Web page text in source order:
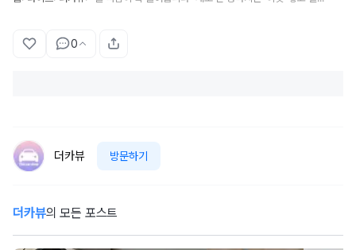
0
더카뷰 방문하기
더카뷰의 모든 포스트